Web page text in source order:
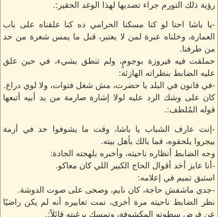
رؤية ذلك التورم جراء تصديها لهذا الوغد الحقير:.
-يا باشا احنا لو كنا مسكنا الحرامي ده كنا علقناه على باب
العمارة، وخلناه عبرة لمن لا يعتبر، قبل ما يمس شعرة من حد
من طرفنا.
حملقت فيه فيروزة بوجومٍ، ولم تنطق بشيء، في حين علق
عليه الضابط بنظراته الهازئة:
-في قانون في البلد يا حضرت، مش شغل فتوات، ولا لوي دراع.
كان على وشك الرد عليه لولا إشارة صارمة من يد أبيه أتبعها
قوله المُلطف:.
-إنت عارف الشباب يا باشا، وقت ما يشوفوا حد في أزمة
بيجروا يلحقوه، فما بالك بأهل بيته.
وجه الضابط أنظاره ناحيته، وأخبره بلهجته الجادة:
-أنا عايز أخد أقوال الحاج الكبير اللي كان معاكو.
استبق تميم في إعلامه:
-جدي ماشفش حاجة، كان نايم، وصحى على صوت الدوشة.
نظر الضابط ناحيته مرة أخرى، نمت تعابيره أنه لم يكن راضيًا
عن فرض سطوته المكشوفة، وتمسك برغبته قائلاً:.